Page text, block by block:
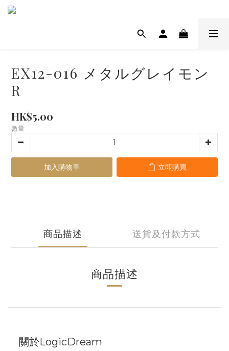
EX12-016 メタルグレイモン
R
HK$5.00
數量
加入購物車 立即購買
商品描述 送貨及付款方式
商品描述
關於LogicDream